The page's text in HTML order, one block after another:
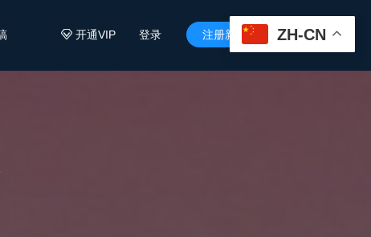
开通VIP 登录 注册新用户 
ZH-CN